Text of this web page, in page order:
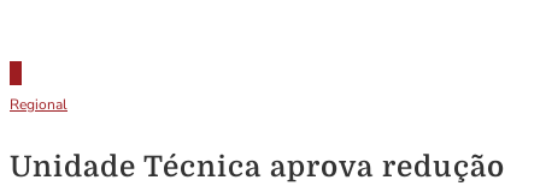
Regional
Unidade Técnica aprova redução